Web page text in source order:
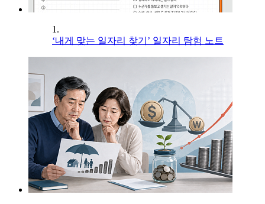
1.
‘내게 맞는 일자리 찾기’ 일자리 탐험 노트